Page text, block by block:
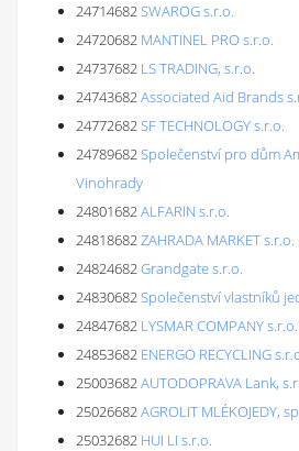
24714682SWAROG s.r.o.
24720682 MANTINEL PRO s.r.o.
24737682 LS TRADING, s.r.o.
24743682Associated Aid Brands
24772682SF TECHNOLOGY s.r.o.
24789682Společenství pro dům
Vinohrady
24801682ALFARIN s.r.o.
24818682ZAHRADA MARKET s.r.o.
24824682Grandgate s.r.o.
24830682Společenství vlastníků
24847682 LYSMAR COMPANY s.r.o.
24853682 ENERGO RECYCLING
25003682AUTODOPRAVA Lank,
25026682AGROLIT MLÉKOJEDY,
25032682 HUI LI s.r.o.